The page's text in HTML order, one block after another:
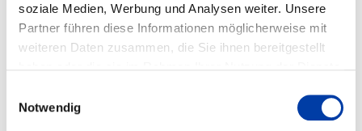
soziale Medien, Werbung und Analysen weiter. Unsere
Partner führen diese Informationen möglicherweise mit
weiteren Daten zusammen, die Sie ihnen bereitgestellt
unsererDATENSCHUTZ
Seite, sowie in unserem
Notwendig
unit with counter-rotating screw size 60 with screw
drive KGT size 20 and ball guiding rail size 15